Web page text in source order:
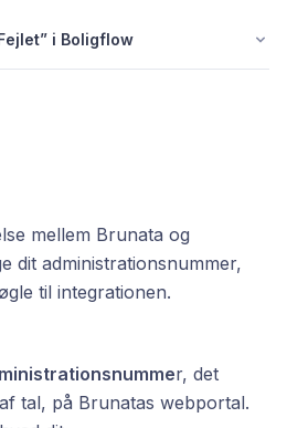
i Boligflow
mellem Brunata og
dit administrationsnummer,
til integrationen.
r, det
tal, på Brunatas webportal.